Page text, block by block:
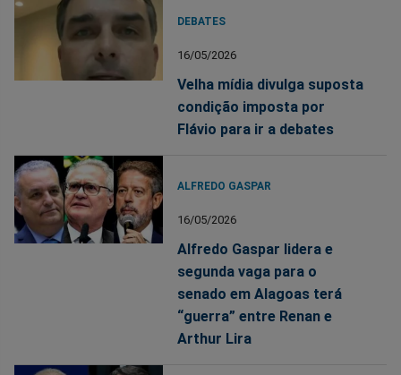
DEBATES
16/05/2026
Velha mídia divulga suposta
condição imposta por
Flávio para ir a debates
ALFREDO GASPAR
16/05/2026
Alfredo Gaspar lidera e
segunda vaga para o
senado em Alagoas terá
“guerra” entre Renan e
Arthur Lira